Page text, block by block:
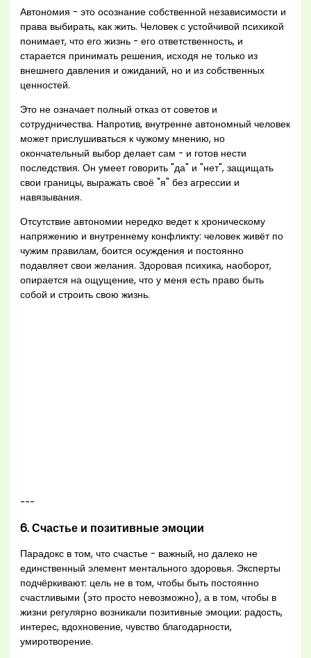
Автономия - это осознание собственной независимости и
права выбирать, как жить. Человек с устойчивой психикой
понимает, что его жизнь - его ответственность, и
старается принимать решения, исходя не только из
внешнего давления и ожиданий, но и из собственных
ценностей.
Это не означает полный отказ от советов и
сотрудничества. Напротив, внутренне автономный человек
может прислушиваться к чужому мнению, но
окончательный выбор делает сам - и готов нести
последствия. Он умеет говорить "да" и "нет", защищать
свои границы, выражать своё "я" без агрессии и
навязывания.
Отсутствие автономии нередко ведет к хроническому
напряжению и внутреннему конфликту: человек живёт по
чужим правилам, боится осуждения и постоянно
подавляет свои желания. Здоровая психика, наоборот,
опирается на ощущение, что у меня есть право быть
собой и строить свою жизнь.
---
6. Счастье и позитивные эмоции
Парадокс в том, что счастье - важный, но далеко не
единственный элемент ментального здоровья. Эксперты
подчёркивают: цель не в том, чтобы быть постоянно
счастливыми (это просто невозможно), а в том, чтобы в
жизни регулярно возникали позитивные эмоции: радость,
интерес, вдохновение, чувство благодарности,
умиротворение.